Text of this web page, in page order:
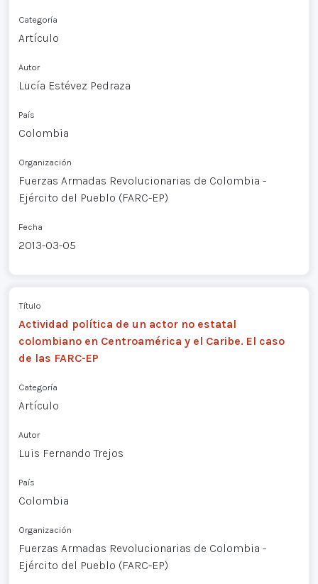
Categoría
Artículo
Autor
Lucía Estévez Pedraza
País
Colombia
Organización
Fuerzas Armadas Revolucionarias de Colombia -
Ejército del Pueblo (FARC-EP)
Fecha
2013-03-05
Título
Actividad política de un actor no estatal
colombiano en Centroamérica y el Caribe. El caso
de las FARC-EP
Categoría
Artículo
Autor
Luis Fernando Trejos
País
Colombia
Organización
Fuerzas Armadas Revolucionarias de Colombia -
Ejército del Pueblo (FARC-EP)